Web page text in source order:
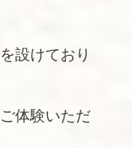
設けており
体験いただ